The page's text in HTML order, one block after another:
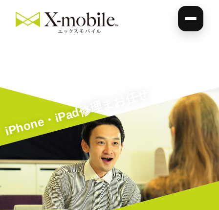
iPhone・iPad修理まお任せ